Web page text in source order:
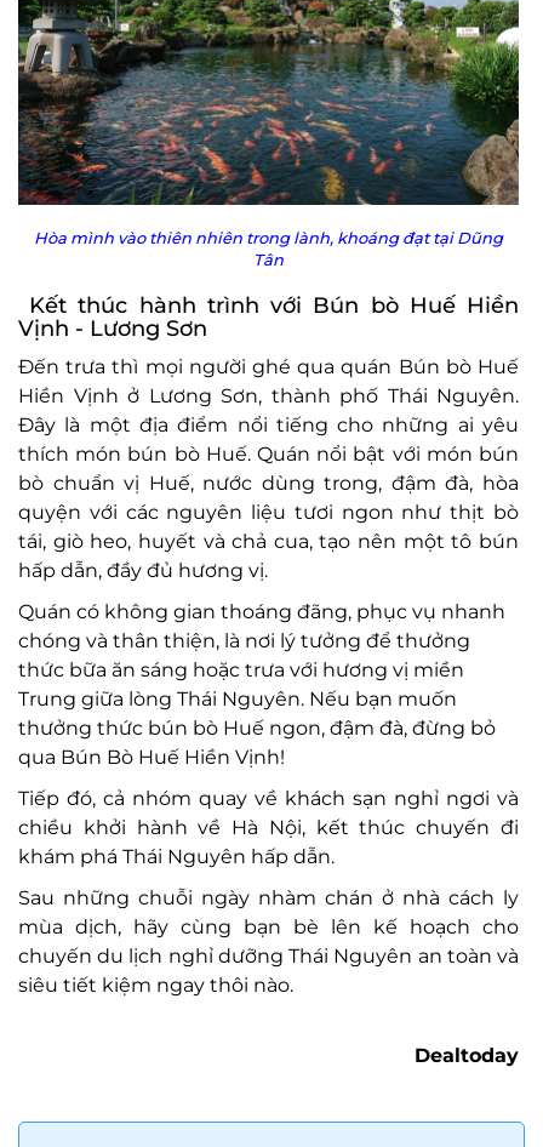
Hòa mình vào thiên nhiên trong lành, khoáng đạt tại Dũng
Tân
Kết thúc hành trình với Bún bò Huế Hiền
Vịnh - Lương Sơn
Đến trưa thì mọi người ghé qua quán Bún bò Huế
Hiền Vịnh ở Lương Sơn, thành phố Thái Nguyên.
Đây là một địa điểm nổi tiếng cho những ai yêu
thích món bún bò Huế. Quán nổi bật với món bún
bò chuẩn vị Huế, nước dùng trong, đậm đà, hòa
quyện với các nguyên liệu tươi ngon như thịt bò
tái, giò heo, huyết và chả cua, tạo nên một tô bún
hấp dẫn, đầy đủ hương vị.
Quán có không gian thoáng đãng, phục vụ nhanh
chóng và thân thiện, là nơi lý tưởng để thưởng
thức bữa ăn sáng hoặc trưa với hương vị miền
Trung giữa lòng Thái Nguyên. Nếu bạn muốn
thưởng thức bún bò Huế ngon, đậm đà, đừng bỏ
qua Bún Bò Huế Hiền Vịnh!
Tiếp đó, cả nhóm quay về khách sạn nghỉ ngơi và
chiều khởi hành về Hà Nội, kết thúc chuyến đi
khám phá Thái Nguyên hấp dẫn.
Sau những chuỗi ngày nhàm chán ở nhà cách ly
mùa dịch, hãy cùng bạn bè lên kế hoạch cho
chuyến du lịch nghỉ dưỡng Thái Nguyên an toàn và
siêu tiết kiệm ngay thôi nào.
Dealtoday